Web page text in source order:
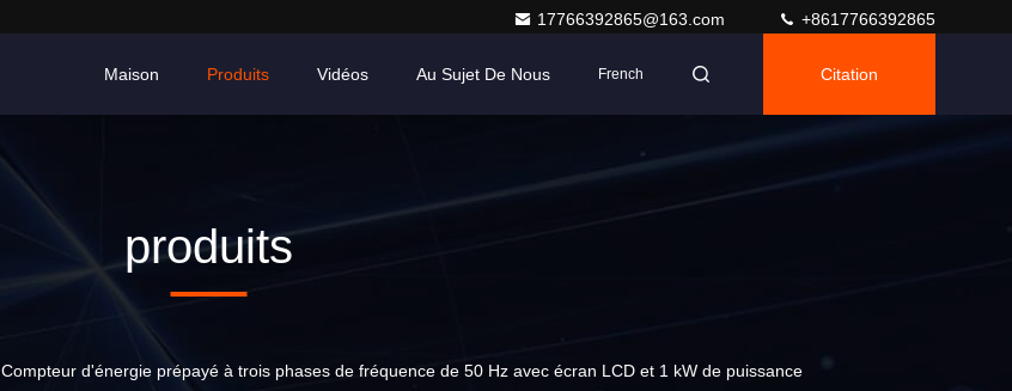
17766392865@163.com +8617766392865
Maison Produits Vidéos Au Sujet De Nous French Citation
produits
Compteur d'énergie prépayé à trois phases de fréquence de 50 Hz avec écran LCD et 1 kW de puissance